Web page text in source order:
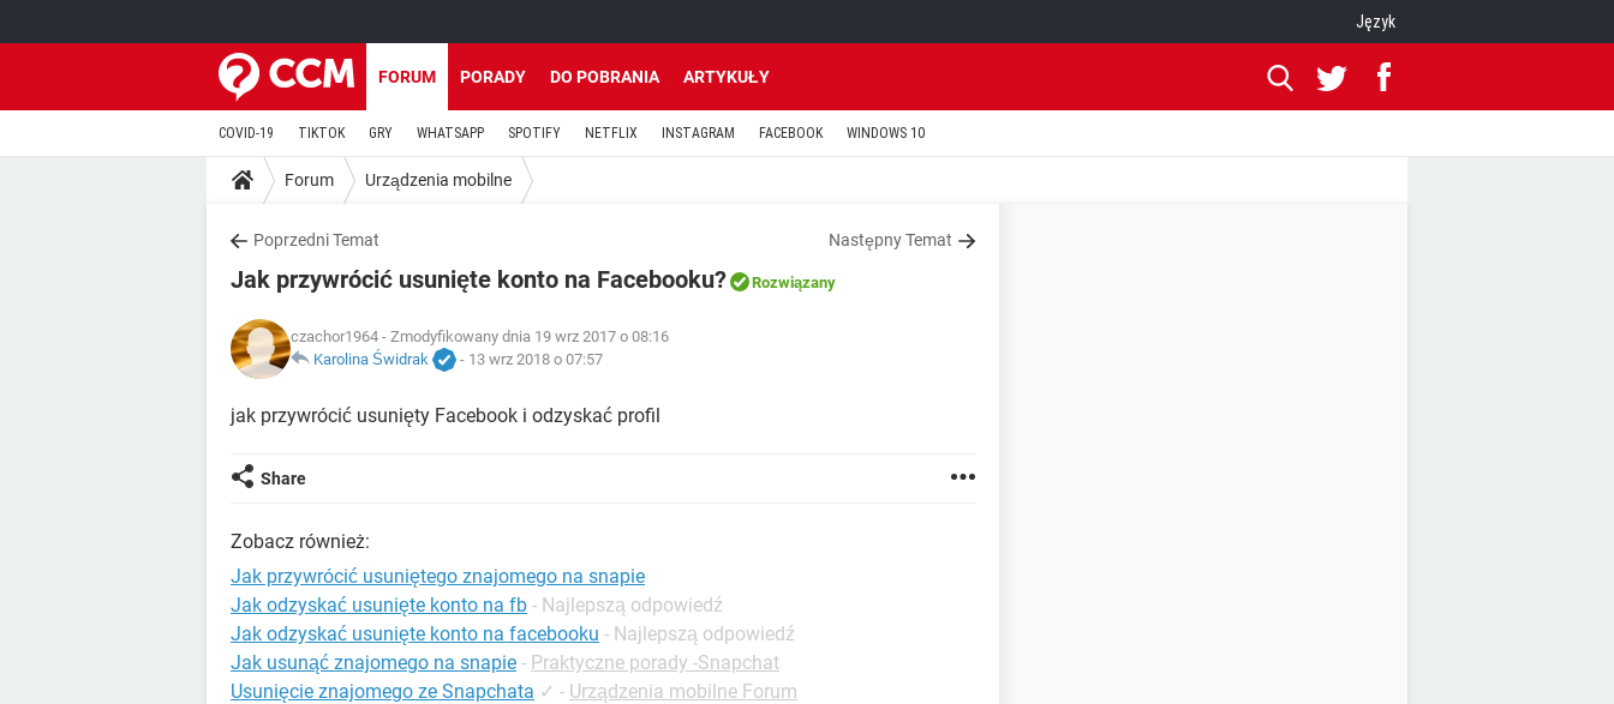
Język
FORUM PORADY DO POBRANIA ARTYKUŁY
COVID-19 TIKTOK GRY WHATSAPP SPOTIFY NETFLIX INSTAGRAM FACEBOOK WINDOWS 10
Forum Urządzenia mobilne
Poprzedni Temat Następny Temat
Jak przywrócić usunięte konto na Facebooku? Rozwiązany
czachor1964 - Zmodyfikowany dnia 19 wrz 2017 o 08:16
Karolina Świdrak
- 13 wrz 2018 o 07:57
jak przywrócić usunięty Facebook i odzyskać profil
Share
Zobacz również:
Jak przywrócić usuniętego znajomego na snapie
Jak odzyskać usunięte konto na fb - Najlepszą odpowiedź
Jak odzyskać usunięte konto na facebooku - Najlepszą odpowiedź
Jak usunąć znajomego na snapie - Praktyczne porady -Snapchat
Usunięcie znajomego ze Snapchata ✓ - Urządzenia mobilne Forum